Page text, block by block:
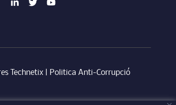
Technetix| Politica Anti-Corrupció